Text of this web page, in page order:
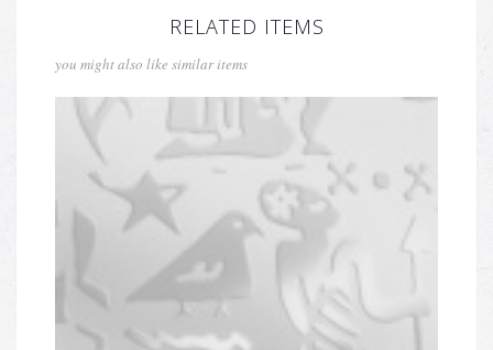
RELATED ITEMS
you might also like similar items